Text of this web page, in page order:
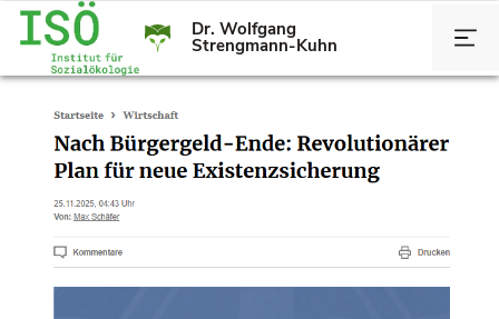
Dr. Wolfgang
Strengmann-Kuhn